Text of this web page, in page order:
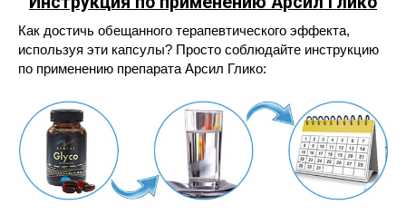
Как достичь обещанного терапевтического эффекта,
используя эти капсулы? Просто соблюдайте инструкцию
по применению препарата Арсил Глико: